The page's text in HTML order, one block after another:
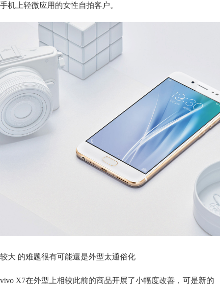
手机上轻微应用的女性自拍客户。
较大 的难题很有可能還是外型太通俗化
vivo X7在外型上相较此前的商品开展了小幅度改善，可是新的